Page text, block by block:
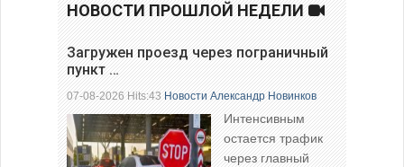
НОВОСТИ ПРОШЛОЙ НЕДЕЛИ
Загружен проезд через пограничный
пункт …
07-08-2026 Hits:43Новости Александр Новинков
Интенсивным
остается трафик
через главный